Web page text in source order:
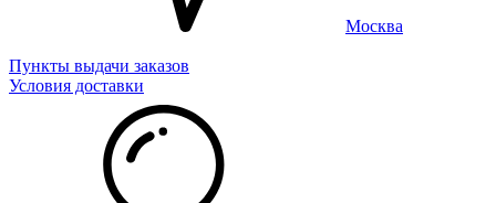
Москва
Пункты выдачи заказов
Условия доставки